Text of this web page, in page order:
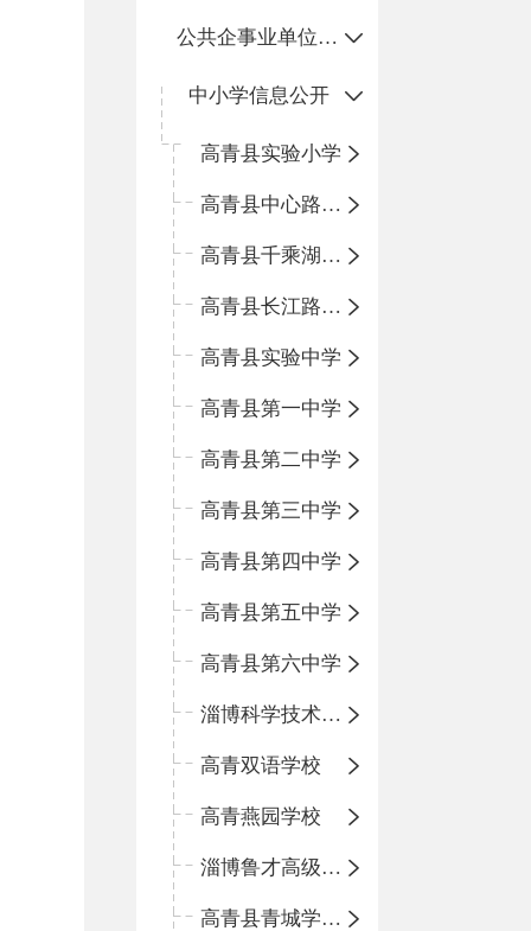
公共企事业单位信息公开
中小学信息公开
高青县实验小学
高青县中心路小学
高青县千乘湖小学
高青县长江路小学
高青县实验中学
高青县第一中学
高青县第二中学
高青县第三中学
高青县第四中学
高青县第五中学
高青县第六中学
淄博科学技术学校
高青双语学校
高青燕园学校
淄博鲁才高级中学
高青县青城学区中心小学